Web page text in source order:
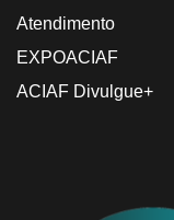
Atendimento
EXPOACIAF
ACIAF Divulgue+